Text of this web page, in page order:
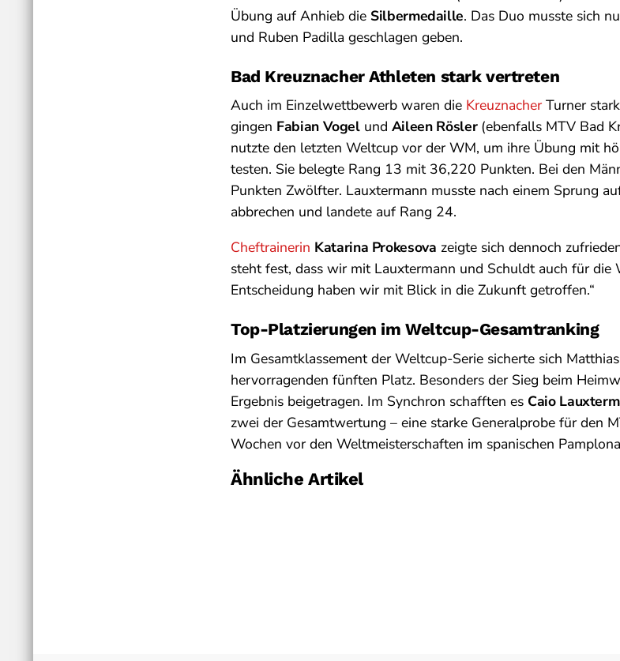
Übung auf Anhieb die Silbermedaille. Das Duo musste sich
und Ruben Padilla geschlagen geben.
Bad Kreuznacher Athleten stark vertreten
Auch im Einzelwettbewerb waren die Kreuznacher Turner
gingen Fabian Vogelund Aileen Rösler(ebenfalls MTV Bad
nutzte den letzten Weltcup vor der WM, um ihre Übung mit
testen. Sie belegte Rang 13 mit 36,220 Punkten. Bei den
Punkten Zwölfter. Lauxtermann musste nach einem Sprung
abbrechen und landete auf Rang 24.
Cheftrainerin Katarina Prokesova zeigte sich dennoch
steht fest, dass wir mit Lauxtermann und Schuldt auch für die
Entscheidung haben wir mit Blick in die Zukunft getroffen.“
Top-Platzierungen im Weltcup-Gesamtranking
Im Gesamtklassement der Weltcup-Serie sicherte sich
hervorragenden fünften Platz. Besonders der Sieg beim
Ergebnis beigetragen. Im Synchron schafften es Caio
zwei der Gesamtwertung – eine starke Generalprobe für den
Wochen vor den Weltmeisterschaften im spanischen
Ähnliche Artikel